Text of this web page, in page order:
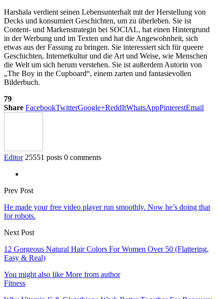
Harshala verdient seinen Lebensunterhalt mit der Herstellung von
Decks und konsumiert Geschichten, um zu überleben. Sie ist
Content- und Markenstrategin bei SOCIAL, hat einen Hintergrund
in der Werbung und im Texten und hat die Angewohnheit, sich
etwas aus der Fassung zu bringen. Sie interessiert sich für queere
Geschichten, Internetkultur und die Art und Weise, wie Menschen
die Welt um sich herum verstehen. Sie ist außerdem Autorin von
„The Boy in the Cupboard“, einem zarten und fantasievollen
Bilderbuch.
79
Share FacebookTwitterGoogle+ReddItWhatsAppPinterestEmail
Editor 25551 posts 0 comments
Prev Post
He made your free video player run smoothly. Now he’s doing that
for robots.
Next Post
12 Gorgeous Natural Hair Colors For Women Over 50 (Flattering,
Easy & Real)
You might also like More from author
Fitness